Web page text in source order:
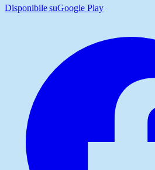
Disponibile suGoogle Play